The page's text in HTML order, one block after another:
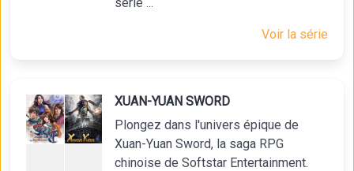
Voir la série
XUAN-YUAN SWORD
Plongez dans l'univers épique de
Xuan-Yuan Sword, la saga RPG
chinoise de Softstar Entertainment.